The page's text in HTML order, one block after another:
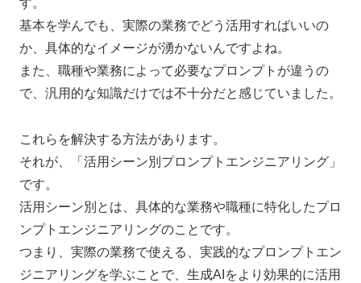
す。
基本を学んでも、実際の業務でどう活用すればいいの
か、具体的なイメージが湧かないんですよね。
また、職種や業務によって必要なプロンプトが違うの
で、汎用的な知識だけでは不十分だと感じていました。
これらを解決する方法があります。
それが、「活用シーン別プロンプトエンジニアリング」
です。
活用シーン別とは、具体的な業務や職種に特化したプロ
ンプトエンジニアリングのことです。
つまり、実際の業務で使える、実践的なプロンプトエン
ジニアリングを学ぶことで、生成AIをより効果的に活用